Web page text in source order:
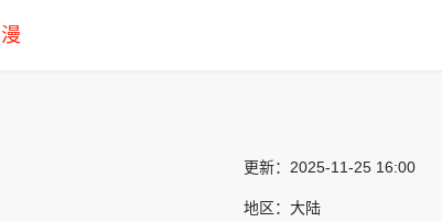
更新： 2025-11-25 16:00
地区： 大陆